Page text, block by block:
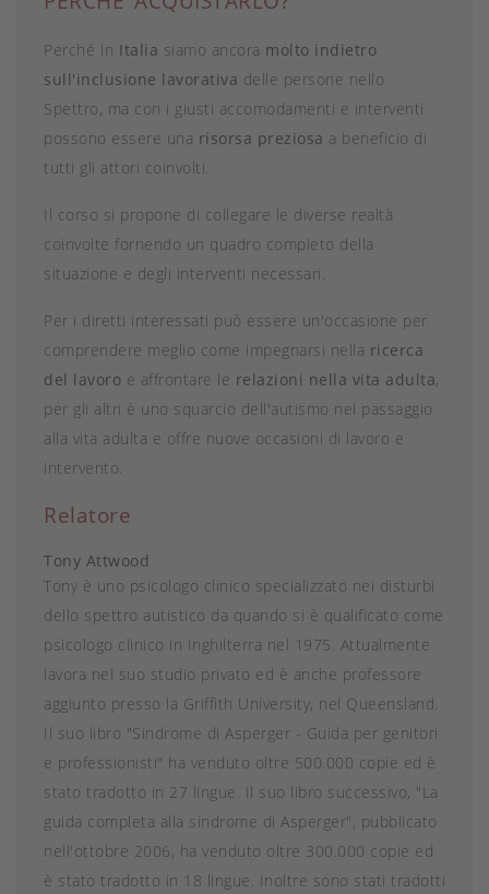
Perché In Italia siamo ancora molto indietro
sull'inclusione lavorativa delle persone nello
Spettro, ma con i giusti accomodamenti e interventi
possono essere una risorsa preziosa a beneficio di
tutti gli attori coinvolti.
Il corso si propone di collegare le diverse realtà
coinvolte fornendo un quadro completo della
situazione e degli interventi necessari.
Per i diretti interessati può essere un'occasione per
comprendere meglio come impegnarsi nella ricerca
del lavoro e affrontare le relazioni nella vita adulta,
per gli altri è uno squarcio dell'autismo nel passaggio
alla vita adulta e offre nuove occasioni di lavoro e
intervento.
Relatore
Tony Attwood
Tony è uno psicologo clinico specializzato nei disturbi
dello spettro autistico da quando si è qualificato come
psicologo clinico in Inghilterra nel 1975. Attualmente
lavora nel suo studio privato ed è anche professore
aggiunto presso la Griffith University, nel Queensland.
Il suo libro "Sindrome di Asperger - Guida per genitori
e professionisti" ha venduto oltre 500.000 copie ed è
stato tradotto in 27 lingue. Il suo libro successivo, "La
guida completa alla sindrome di Asperger", pubblicato
nell'ottobre 2006, ha venduto oltre 300.000 copie ed
è stato tradotto in 18 lingue. Inoltre sono stati tradotti